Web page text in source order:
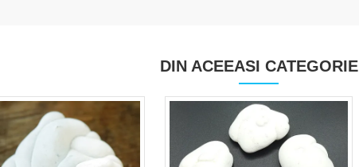
DIN ACEEASI CATEGORIE